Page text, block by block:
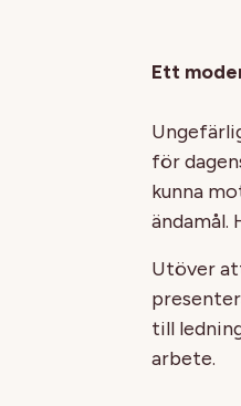
Ett
för
kunna
ändamål.
Utöver
till
arbete.